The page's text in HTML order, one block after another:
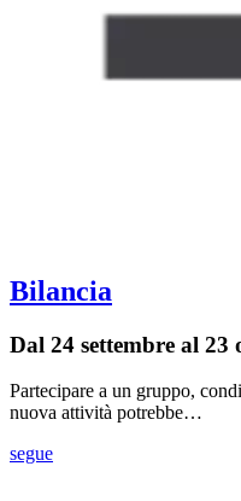
Bilancia
Dal 24 settembre al 23
Partecipare a un gruppo,
nuova attività potrebbe…
segue